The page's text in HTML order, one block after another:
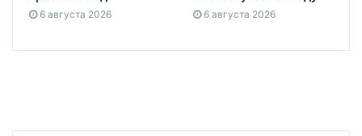
6 августа 2026 6 августа 2026